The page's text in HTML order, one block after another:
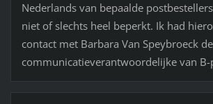
Nederlands van bepaalde
niet of slechts heel beperkt. Ik had
contact met Barbara Van Speybroeck de
communicatieverantwoordelijke van B-